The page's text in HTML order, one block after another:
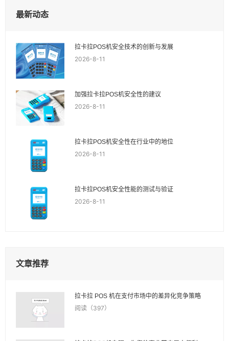
最新动态
拉卡拉POS机安全技术的创新与发展
2026-8-11
加强拉卡拉POS机安全性的建议
2026-8-11
拉卡拉POS机安全性在行业中的地位
2026-8-11
拉卡拉POS机安全性能的测试与验证
2026-8-11
文章推荐
拉卡拉 POS 机在支付市场中的差异化竞争策略
阅读（397）